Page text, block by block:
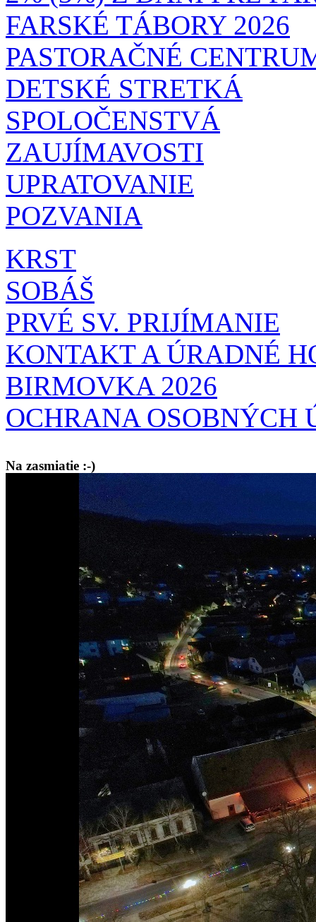
FARSKÉ TÁBORY 2026
PASTORAČNÉ
DETSKÉ STRETKÁ
SPOLOČENSTVÁ
ZAUJÍMAVOSTI
UPRATOVANIE
POZVANIA
KRST
SOBÁŠ
PRVÉ SV. PRIJÍMANIE
KONTAKT A ÚRADNÉ
BIRMOVKA 2026
OCHRANA OSOBNÝCH
Na zasmiatie :-)
Malý chlapec sa modlí:
Pane Bože, ďakujem za otecka, za mamičku a prosím aj za Teba,
bez Teba počali?